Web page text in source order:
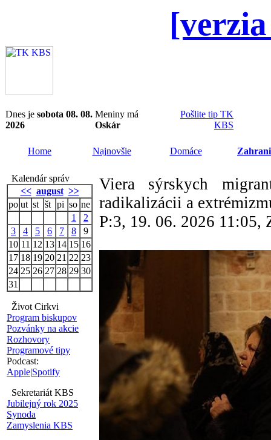
Dnes je sobota 08. 08.
2026
Meniny má
Oskár
Pošlite tip TK
KBS
Home Najnovšie Domáce
Kalendár správ
<< august >>
po ut st št pi so ne
1
2
3
4 5 6 7 8
9
10 11 12 13 14 15 16
17 18 19 20 21 22 23
24 25 26 27 28 29 30
31
Život Cirkvi
Program biskupov
Pozvánky na akcie
Rozhovory
Programové tipy
Podcast:
Apple|Spotify
Sekretariát KBS
Jubilejný rok 2025
Synoda
Zamyslenia KBS
Viera sýrskych
radikalizácii a
P:3, 19. 06. 2026 11:05,